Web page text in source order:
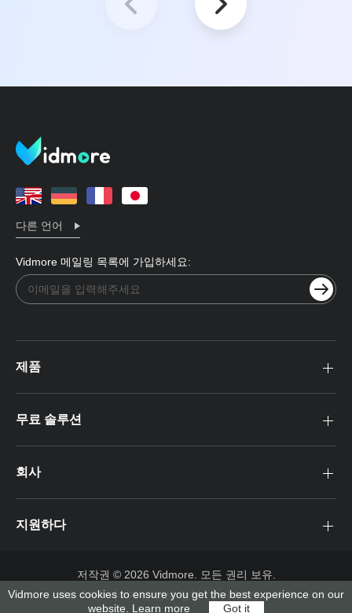
다른 언어
Vidmore 메일링 목록에 가입하세요:
제품
무료 솔루션
회사
지원하다
저작권 © 2026 Vidmore. 모든 권리 보유.
이용 약관
개인 정보 정책 라이센스 계약
Vidmore uses cookies to ensure you get the best experience on our
website. Learn more Got it